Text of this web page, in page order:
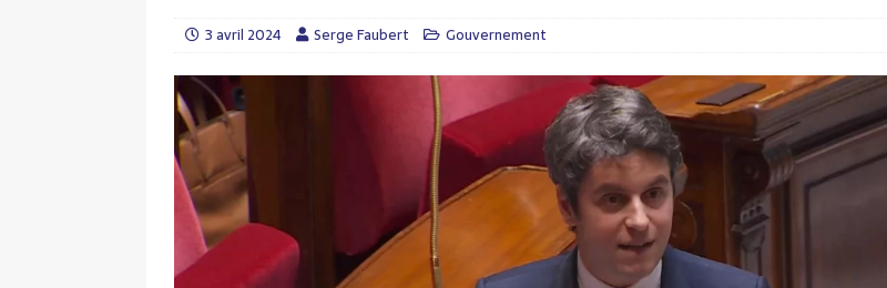
3 avril 2024 Serge Faubert Gouvernement